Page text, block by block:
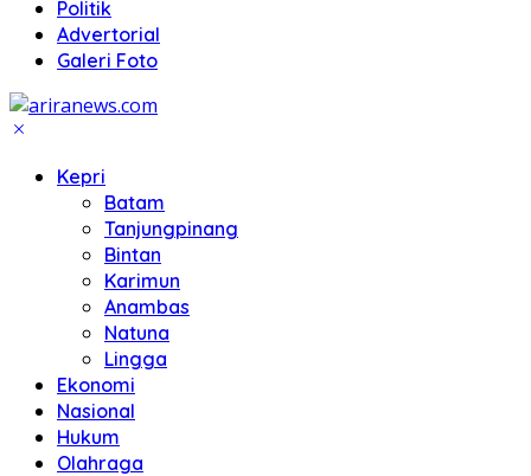
Politik
Advertorial
Galeri Foto
Kepri
Batam
Tanjungpinang
Bintan
Karimun
Anambas
Natuna
Lingga
Ekonomi
Nasional
Hukum
Olahraga